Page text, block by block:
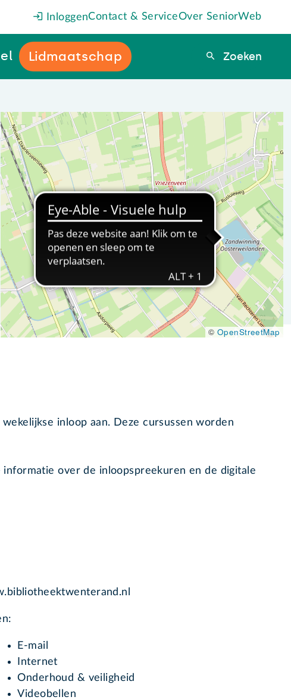
InloggenContact & ServiceOver SeniorWeb
Lidmaatschap Zoeken
Zoeken
© OpenStreetMap
inloop aan. Deze cursussen worden
over de inloopspreekuren en de digitale
E-mail
Internet
Onderhoud & veiligheid
Videobellen